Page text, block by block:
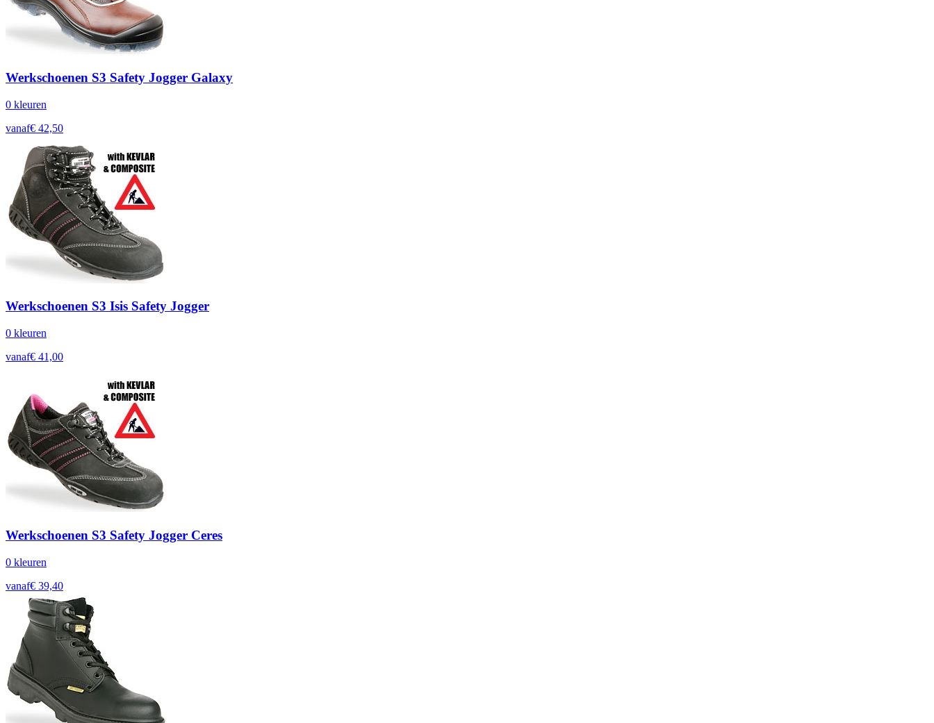
Werkschoenen S3 Safety Jogger Galaxy
0 kleuren
vanaf€ 42,50
Werkschoenen S3 Isis Safety Jogger
0 kleuren
vanaf€ 41,00
Werkschoenen S3 Safety Jogger Ceres
0 kleuren
vanaf€ 39,40